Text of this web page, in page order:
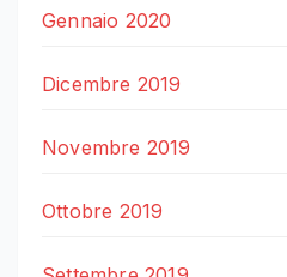
Gennaio 2020
Dicembre 2019
Novembre 2019
Ottobre 2019